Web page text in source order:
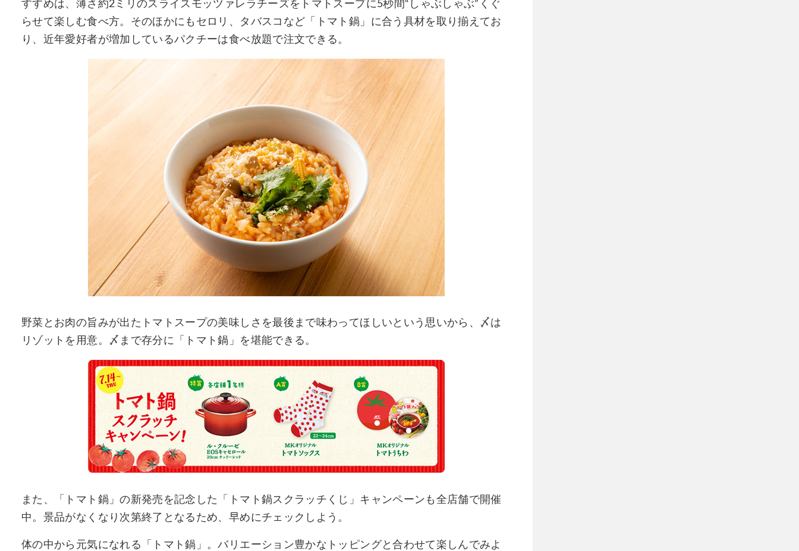
すすめは、薄さ約2ミリのスライスモッツァレラチーズをトマトスープに5秒間“しゃぶしゃぶ”くぐ
らせて楽しむ食べ方。そのほかにもセロリ、タバスコなど「トマト鍋」に合う具材を取り揃えてお
り、近年愛好者が増加しているパクチーは食べ放題で注文できる。
野菜とお肉の旨みが出たトマトスープの美味しさを最後まで味わってほしいという思いから、〆は
リゾットを用意。〆まで存分に「トマト鍋」を堪能できる。
また、「トマト鍋」の新発売を記念した「トマト鍋スクラッチくじ」キャンペーンも全店舗で開催
中。景品がなくなり次第終了となるため、早めにチェックしよう。
体の中から元気になれる「トマト鍋」。バリエーション豊かなトッピングと合わせて楽しんでみよ